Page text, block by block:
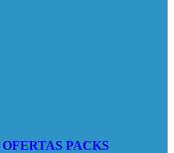
OFERTAS PACKS